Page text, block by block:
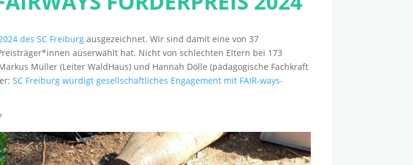
des SC Freiburg ausgezeichnet. Wir sind damit eine von 37
auserwählt hat. Nicht von schlechten Eltern bei 173
Müller (Leiter WaldHaus) und Hannah Dölle (pädagogische Fachkraft
SC Freiburg würdigt gesellschaftliches Engagement mit FAIR-ways-